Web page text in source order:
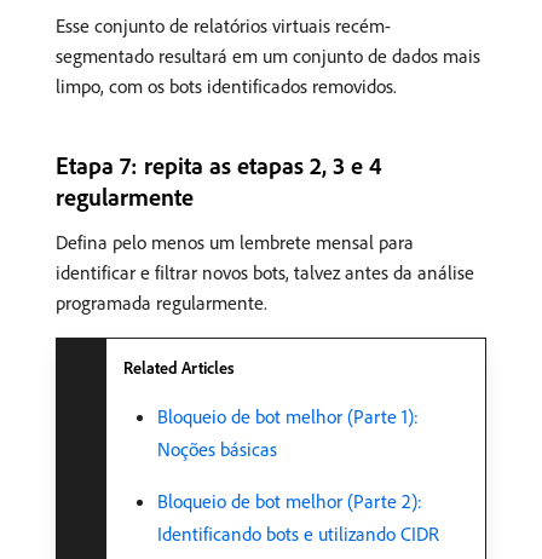
Esse conjunto de relatórios virtuais recém-
segmentado resultará em um conjunto de dados mais
limpo, com os bots identificados removidos.
Etapa 7: repita as etapas 2, 3 e 4
regularmente
Defina pelo menos um lembrete mensal para
identificar e filtrar novos bots, talvez antes da análise
programada regularmente.
Related Articles
Bloqueio de bot melhor (Parte 1):
Noções básicas
Bloqueio de bot melhor (Parte 2):
Identificando bots e utilizando CIDR